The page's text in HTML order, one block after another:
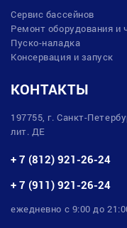
Сервис бассейнов
Ремонт оборудования и
Пуско-наладка
Консервация и запуск
КОНТАКТЫ
197755, г. Санкт-
лит. ДЕ
+ 7 (812) 921-26-24
+ 7 (911) 921-26-24
ежедневно с 9:00 до